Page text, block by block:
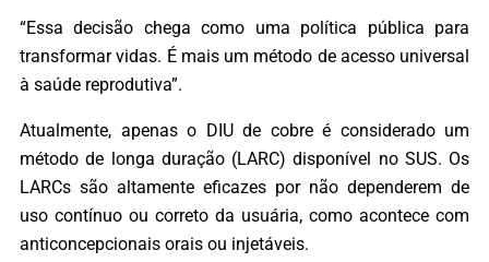
“Essa decisão chega como uma política pública para
transformar vidas. É mais um método de acesso universal
à saúde reprodutiva”.
Atualmente, apenas o DIU de cobre é considerado um
método de longa duração (LARC) disponível no SUS. Os
LARCs são altamente eficazes por não dependerem de
uso contínuo ou correto da usuária, como acontece com
anticoncepcionais orais ou injetáveis.